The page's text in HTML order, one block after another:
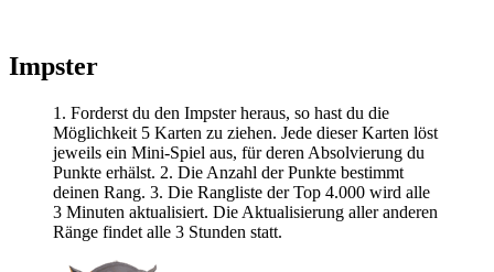
Impster
1. Forderst du den Impster heraus, so hast du die
Möglichkeit 5 Karten zu ziehen. Jede dieser Karten löst
jeweils ein Mini-Spiel aus, für deren Absolvierung du
Punkte erhälst. 2. Die Anzahl der Punkte bestimmt
deinen Rang. 3. Die Rangliste der Top 4.000 wird alle
3 Minuten aktualisiert. Die Aktualisierung aller anderen
Ränge findet alle 3 Stunden statt.